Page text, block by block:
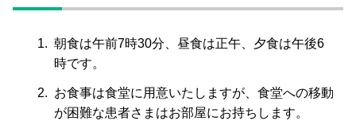
朝食は午前7時30分、昼食は正午、夕食は午後6
時です。
お食事は食堂に用意いたしますが、食堂への移動
が困難な患者さまはお部屋にお持ちします。